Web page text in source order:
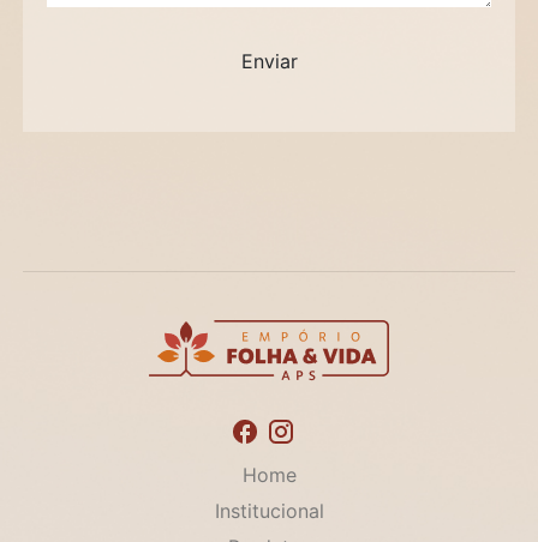
Home
Institucional